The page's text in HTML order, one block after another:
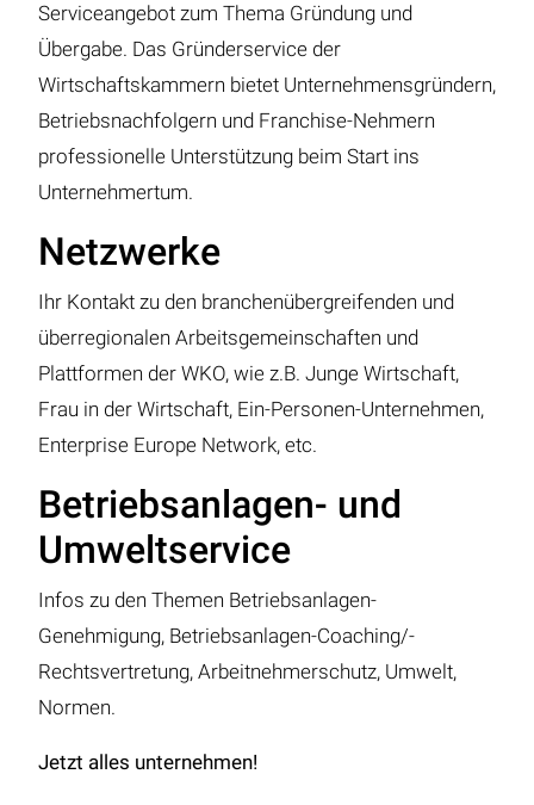
Serviceangebot zum Thema Gründung und
Übergabe. Das Gründerservice der
Wirtschaftskammern bietet Unternehmensgründern,
Betriebsnachfolgern und Franchise-Nehmern
professionelle Unterstützung beim Start ins
Unternehmertum.
Netzwerke
Ihr Kontakt zu den branchenübergreifenden und
überregionalen Arbeitsgemeinschaften und
Plattformen der WKO, wie z.B. Junge Wirtschaft,
Frau in der Wirtschaft, Ein-Personen-Unternehmen,
Enterprise Europe Network, etc.
Betriebsanlagen- und
Umweltservice
Infos zu den Themen Betriebsanlagen-
Genehmigung, Betriebsanlagen-Coaching/-
Rechtsvertretung, Arbeitnehmerschutz, Umwelt,
Normen.
Jetzt alles unternehmen!